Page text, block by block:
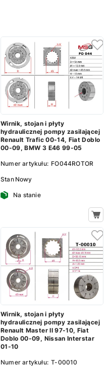
Wirnik, stojan i płyty
hydraulicznej pompy zasilającej
Renault Trafic 00-14, Fiat Doblo
00-09, BMW 3 E46 99-05
Numer artykułu: FO044ROTOR
Stan Nowy
Na stanie
Wirnik, stojan i płyty
hydraulicznej pompy zasilającej
Renault Master II 97-10, Fiat
Doblo 00-09, Nissan Interstar
01-10
Numer artykułu: T-00010